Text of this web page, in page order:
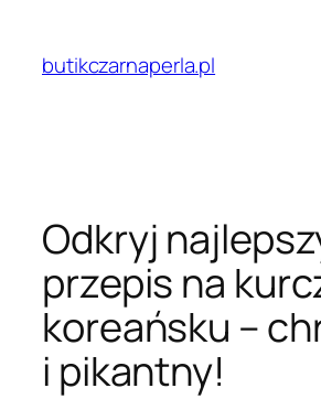
treścibutikczarnaperla.pl
Odkryj
przepis na
koreańsku –
i pikantny!